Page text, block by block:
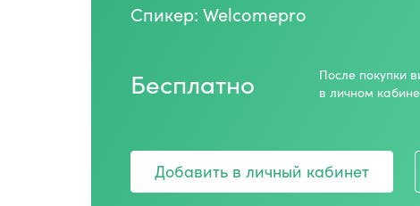
Спикер: Welcomepro
Бесплатно
После покупки
в личном
Добавить в личный кабинет